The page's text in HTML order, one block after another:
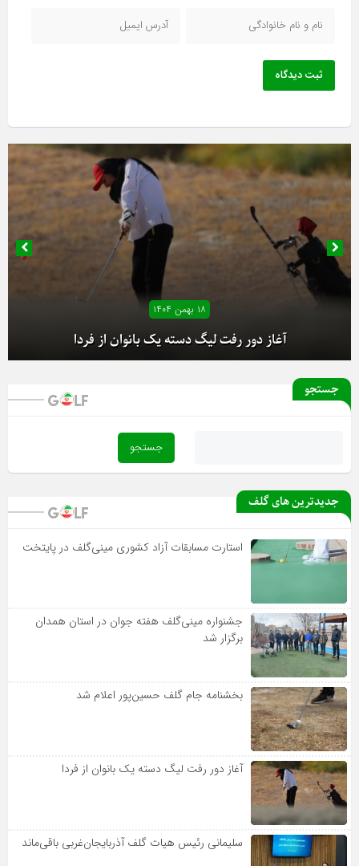
ثبت دیدگاه
۱۸ بهمن ۱۴۰۴
آغاز دور رفت لیگ دسته یک بانوان از فردا
جستجو
جدیدترین های گلف
استارت مسابقات آزاد کشوری مینی‌گلف در پایتخت
جشنواره مینی‌گلف هفته جوان در استان همدان
برگزار شد
بخشنامه جام گلف حسین‌پور اعلام شد
آغاز دور رفت لیگ دسته یک بانوان از فردا
سلیمانی رئیس هیات گلف آذربایجان‌غربی باقی‌ماند